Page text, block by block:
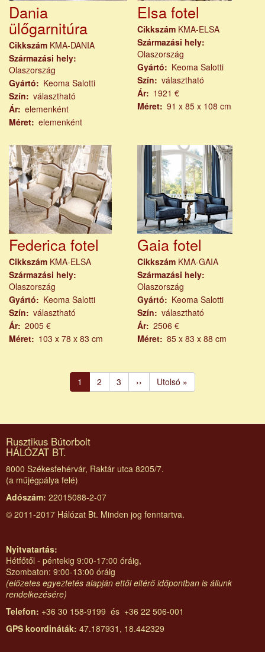
Dania
ülőgarnitúra
Cikkszám KMA-DANIA
Származási hely
Olaszország
Gyártó
Keoma Salotti
Szín
választható
Ár elemenként
Méret elemenként
Elsa fotel
Cikkszám KMA-ELSA
Származási hely
Olaszország
Gyártó
Keoma Salotti
Szín
választható
Ár
1921 €
Méret
91 x 85 x 108 cm
Federica fotel
Cikkszám KMA-ELSA
Származási hely
Olaszország
Gyártó
Keoma Salotti
Szín
választható
Ár 2005 €
Méret
103 x 78 x 83 cm
Gaia fotel
Cikkszám KMA-GAIA
Származási hely
Olaszország
Gyártó
Keoma Salotti
Szín
választható
Ár
2506 €
Méret
85 x 83 x 88 cm
Oldalszámozás
Jelenlegi
oldal
1 Page
2 Page
3
Következő
oldal
››
Utolsó
oldal
Utolsó »
Rusztikus Bútorbolt
HÁLÓZAT BT.
8000 Székesfehérvár, Raktár utca 8205/7.
(a műjégpálya felé)
Adószám: 22015088-2-07
© 2011-2017 Hálózat Bt. Minden jog fenntartva.
Nyitvatartás:
Hétfőtől - péntekig 9:00-17:00 óráig,
Szombaton: 9:00-13:00 óráig
(előzetes egyeztetés alapján ettől eltérő időpontban is állunk
rendelkezésére)
Telefon: +36 30 158-9199 és +36 22 506-001
GPS koordináták: 47.187931, 18.442329